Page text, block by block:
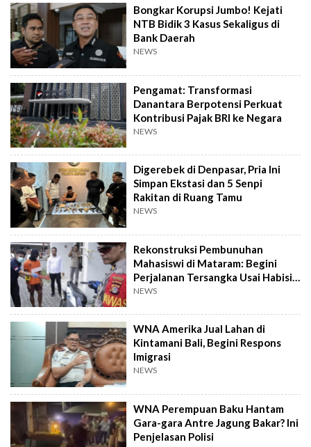
Bongkar Korupsi Jumbo! Kejati
NTB Bidik 3 Kasus Sekaligus di
Bank Daerah
NEWS
Pengamat: Transformasi
Danantara Berpotensi Perkuat
Kontribusi Pajak BRI ke Negara
NEWS
Digerebek di Denpasar, Pria Ini
Simpan Ekstasi dan 5 Senpi
Rakitan di Ruang Tamu
NEWS
Rekonstruksi Pembunuhan
Mahasiswi di Mataram: Begini
Perjalanan Tersangka Usai Habisi
Korban
NEWS
WNA Amerika Jual Lahan di
Kintamani Bali, Begini Respons
Imigrasi
NEWS
WNA Perempuan Baku Hantam
Gara-gara Antre Jagung Bakar? Ini
Penjelasan Polisi